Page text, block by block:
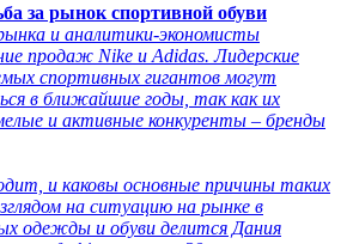
за рынок спортивной обуви
и аналитики-экономисты
продаж Nike и Adidas. Лидерские
спортивных гигантов могут
в ближайшие годы, так как их
и активные конкуренты – бренды
и каковы основные причины таких
на ситуацию на рынке в
одежды и обуви делится Дания